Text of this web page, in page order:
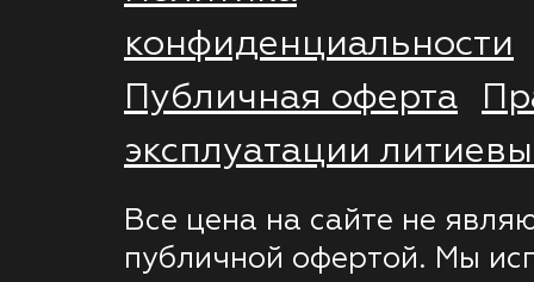
конфиденциальности
Публичная оферта
эксплуатации
Все цена на сайте не
публичной офертой. Мы